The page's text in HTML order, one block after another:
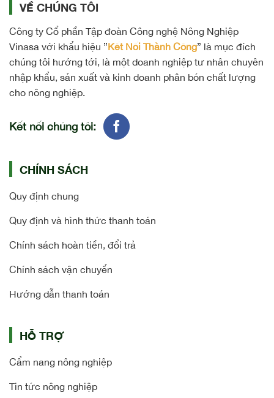
VỀ CHÚNG TÔI
Công ty Cổ phần Tập đoàn Công nghệ Nông Nghiệp
Vinasa với khẩu hiệu ”Kết Nối Thành Công” là mục đích
chúng tôi hướng tới, là một doanh nghiệp tư nhân chuyên
nhập khẩu, sản xuất và kinh doanh phân bón chất lượng
cho nông nghiệp.
Kết nối chúng tôi:
CHÍNH SÁCH
Quy định chung
Quy định và hình thức thanh toán
Chính sách hoàn tiền, đổi trả
Chính sách vận chuyển
Hướng dẫn thanh toán
HỖ TRỢ
Cẩm nang nông nghiệp
Tin tức nông nghiệp